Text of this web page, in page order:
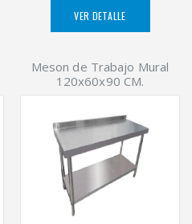
VER DETALLE
Meson de Trabajo Mural
120x60x90 CM.